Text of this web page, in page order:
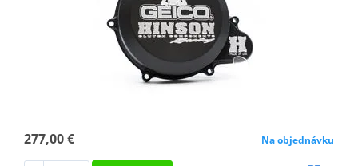
277,00 € Na objednávku